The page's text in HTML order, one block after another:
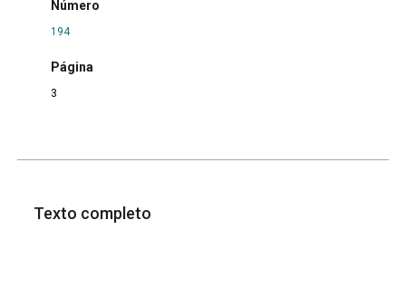
Número
194
Página
3
Texto completo